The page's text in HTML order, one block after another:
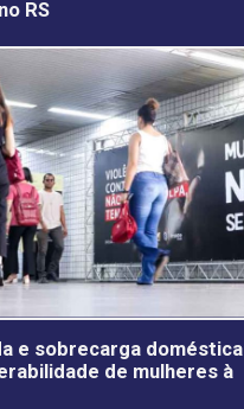
RS
e sobrecarga doméstica
de mulheres à